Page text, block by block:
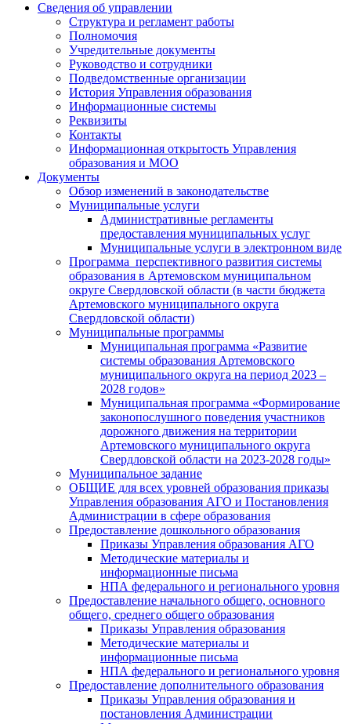
Сведения об управлении
Структура и регламент работы
Полномочия
Учредительные документы
Руководство и сотрудники
Подведомственные организации
История Управления образования
Информационные системы
Реквизиты
Контакты
Информационная открытость Управления
образования и МОО
Документы
Обзор изменений в законодательстве
Муниципальные услуги
Административные регламенты
предоставления муниципальных услуг
Муниципальные услуги в электронном виде
Программа перспективного развития системы
образования в Артемовском муниципальном
округе Свердловской области (в части бюджета
Артемовского муниципального округа
Свердловской области)
Муниципальные программы
Муниципальная программа «Развитие
системы образования Артемовского
муниципального округа на период 2023 –
2028 годов»
Муниципальная программа «Формирование
законопослушного поведения участников
дорожного движения на территории
Артемовского муниципального округа
Свердловской области на 2023-2028 годы»
Муниципальное задание
ОБЩИЕ для всех уровней образования приказы
Управления образования АГО и Постановления
Администрации в сфере образования
Предоставление дошкольного образования
Приказы Управления образования АГО
Методические материалы и
информационные письма
НПА федерального и регионального уровня
Предоставление начального общего, основного
общего, среднего общего образования
Приказы Управления образования
Методические материалы и
информационные письма
НПА федерального и регионального уровня
Предоставление дополнительного образования
Приказы Управления образования и
постановления Администрации